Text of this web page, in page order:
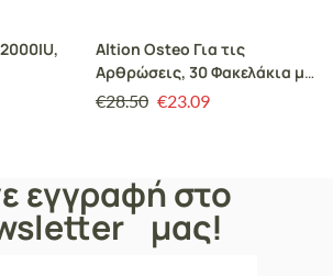
Altion Osteo Για τις
Αρθρώσεις, 30 Φακελάκια με
Γεύση Πορτοκάλι
€28.50 €23.09
εγγραφή στο
μας!